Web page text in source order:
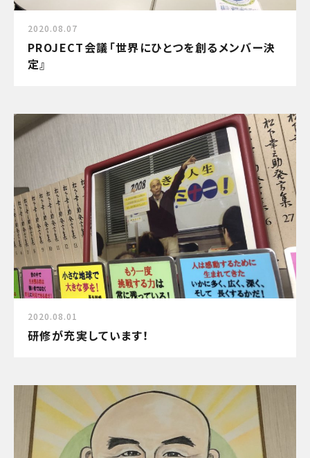
2020.08.07
PROJECT会議「世界にひとつを創るメンバー決
定』
2020.08.01
研修が充実しています！